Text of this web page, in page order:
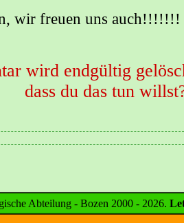
wir freuen uns
wird endgültig
dass du das tun
Abteilung - Bozen 2000 - 2026.